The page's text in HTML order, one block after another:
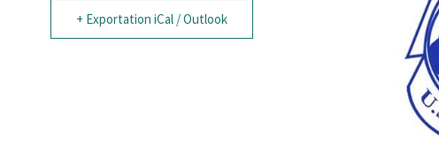
+ Exportation iCal / Outlook